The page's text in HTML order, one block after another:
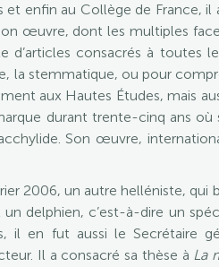
enfin au Collège de France,
œuvre, dont les multiples
d’articles consacrés à toutes
la stemmatique, ou pour
aux Hautes Études, mais
durant trente-cinq ans
Son œuvre,
2006, un autre helléniste, qui
delphien, c’est-à-dire un
il en fut aussi le Secrétaire
Il a consacré sa thèse à La